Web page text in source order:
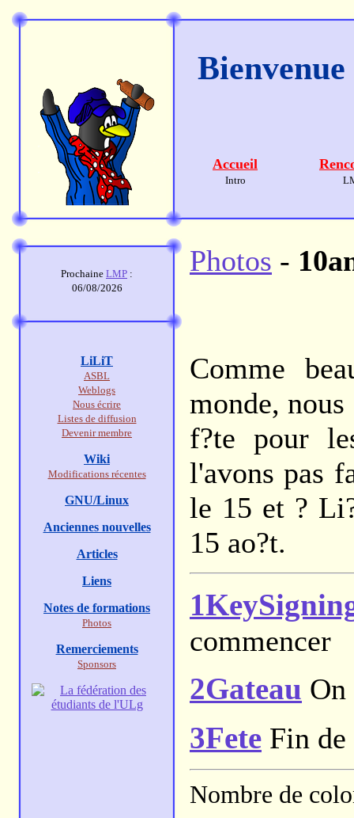
Accueil
Intro
Photos -
Comme
monde,
f?te pour
l'avons pas
le 15 et ?
15 ao?t.
commencer
2Gateau On
3Fete Fin de
Nombre de
Prochaine LMP :
06/08/2026
LiLiT
ASBL
Weblogs
Nous écrire
Listes de diffusion
Devenir membre
Wiki
Modifications récentes
GNU/Linux
Anciennes nouvelles
Articles
Liens
Notes de formations
Photos
Remerciements
Sponsors